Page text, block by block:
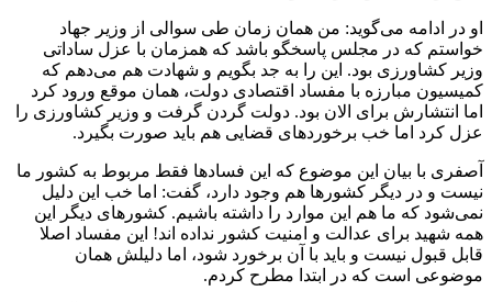
او در ادامه می‌گوید: من همان زمان طی سوالی از وزیر جهاد
خواستم که در مجلس پاسخگو باشد که همزمان با عزل ساداتی
وزیر کشاورزی بود. این را به جد بگویم و شهادت هم می‌دهم که
کمیسیون مبارزه با مفساد اقتصادی دولت، همان موقع ورود کرد
اما انتشارش برای الان بود. دولت گردن گرفت و وزیر کشاورزی را
عزل کرد اما خب برخوردهای قضایی هم باید صورت بگیرد.
آصفری با بیان این موضوع که این فسادها فقط مربوط به کشور ما
نیست و در دیگر کشورها هم وجود دارد، گفت: اما خب این دلیل
نمی‌شود که ما هم این موارد را داشته باشیم. کشورهای دیگر این
همه شهید برای عدالت و امنیت کشور نداده اند! این مفساد اصلا
قابل قبول نیست و باید با آن برخورد شود، اما دلیلش همان
موضوعی است که در ابتدا مطرح کردم.